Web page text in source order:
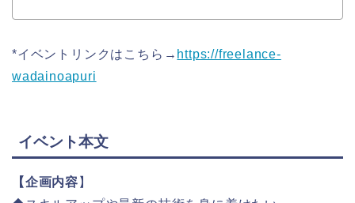
*イベントリンクはこちら→ https://freelance-
wadainoapuri
イベント本文
【企画内容 】